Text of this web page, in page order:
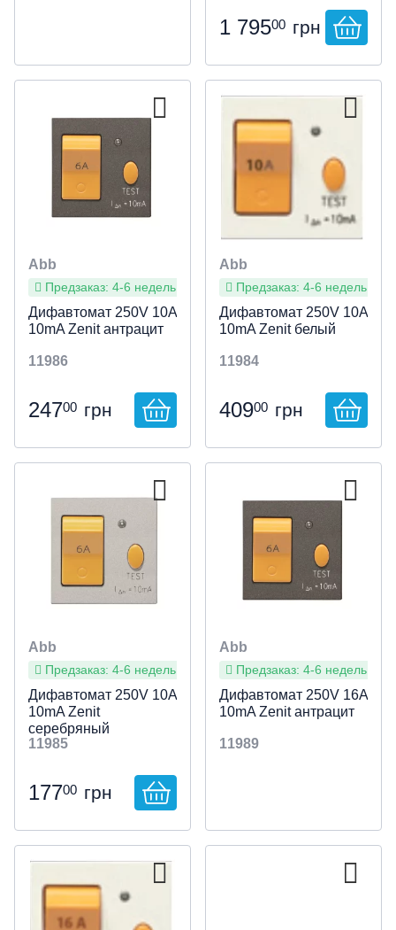
1 79500 грн
Abb
Предзаказ: 4-6 недель
Дифавтомат 250V 10A
10mA Zenit антрацит
11986
24700 грн
Abb
Предзаказ: 4-6 недель
Дифавтомат 250V 10A
10mA Zenit белый
11984
40900 грн
Abb
Предзаказ: 4-6 недель
Дифавтомат 250V 10A
10mA Zenit
серебряный
11985
17700 грн
Abb
Предзаказ: 4-6 недель
Дифавтомат 250V 16A
10mA Zenit антрацит
11989